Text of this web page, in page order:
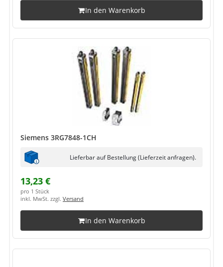
In den Warenkorb
Siemens 3RG7848-1CH
Lieferbar auf Bestellung (Lieferzeit anfragen).
13,23 €
pro 1 Stück
inkl. MwSt. zzgl. Versand
In den Warenkorb